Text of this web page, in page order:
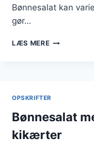
Bønnesalat kan
gør…
LÆS MERE
OPSKRIFTER
Bønnesalat
kikærter